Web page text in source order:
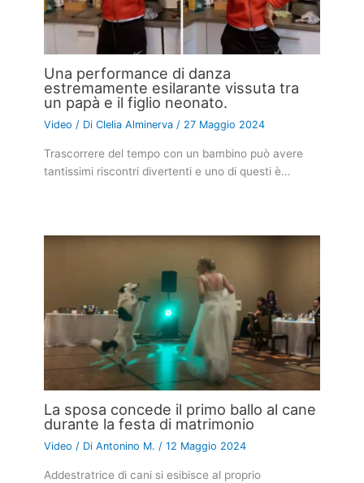
Una performance di danza
estremamente esilarante vissuta tra
un papà e il figlio neonato.
Video / DiClelia Alminerva / 27 Maggio 2024
Trascorrere del tempo con un bambino può avere
tantissimi riscontri divertenti e uno di questi è…
La sposa concede il primo ballo al cane
durante la festa di matrimonio
Video / DiAntonino M./12 Maggio 2024
Addestratrice di cani si esibisce al proprio